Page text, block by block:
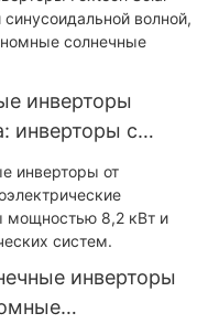
120 В.
инверторы
инверторы с
4 кВт, 6 кВт,
солнечные
инверторы